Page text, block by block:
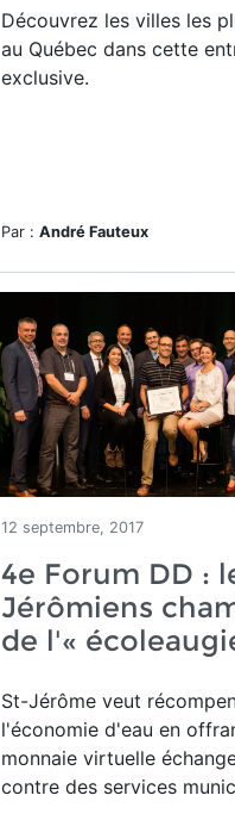
Découvrez les villes les
au Québec dans cette
exclusive.
Par : André Fauteux
12 septembre, 2017
4e Forum DD :
Jérômiens
de l'«
St-Jérôme veut
l'économie d'eau en
monnaie virtuelle
contre des services